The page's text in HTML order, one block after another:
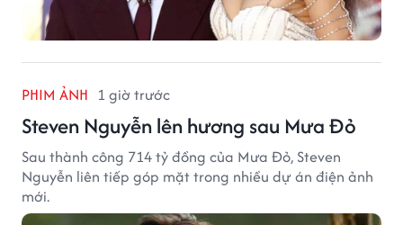
PHIM ẢNH 1 giờ trước
Steven Nguyễn lên hương sau Mưa Đỏ
Sau thành công 714 tỷ đồng của Mưa Đỏ, Steven
Nguyễn liên tiếp góp mặt trong nhiều dự án điện ảnh
mới.